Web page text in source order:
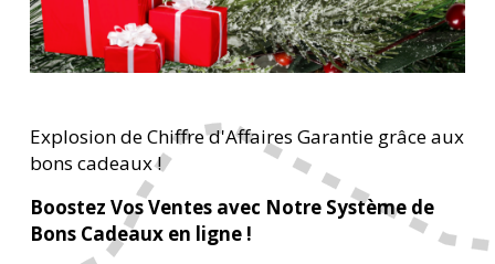
Explosion de Chiffre d'Affaires Garantie grâce aux
bons cadeaux !
Boostez Vos Ventes avec Notre Système de
Bons Cadeaux en ligne !